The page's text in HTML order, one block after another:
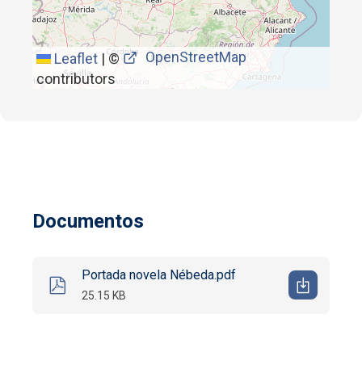
Leaflet |©
OpenStreetMap
contributors
Documentos
Portada novela Nébeda.pdf
25.15 KB